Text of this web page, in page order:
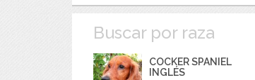
Buscar por raza
COCKER SPANIEL
INGLÉS